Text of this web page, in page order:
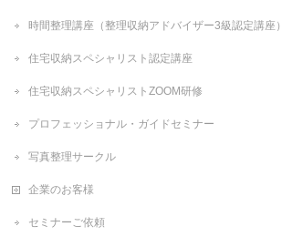
時間整理講座（整理収納アドバイザー3級認定講座）
住宅収納スペシャリスト認定講座
住宅収納スペシャリストZOOM研修
プロフェッショナル・ガイドセミナー
写真整理サークル
企業のお客様
セミナーご依頼